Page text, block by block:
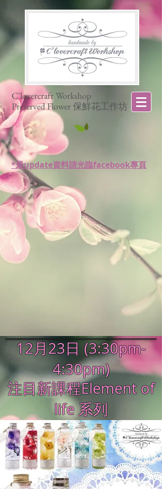
C'lovercraft Workshop
Preserved Flower 保鮮花工作坊
*最update資料請光臨facebook專頁
12月23日 (3:30pm-
4:30pm)
注目新課程Element of
life 系列